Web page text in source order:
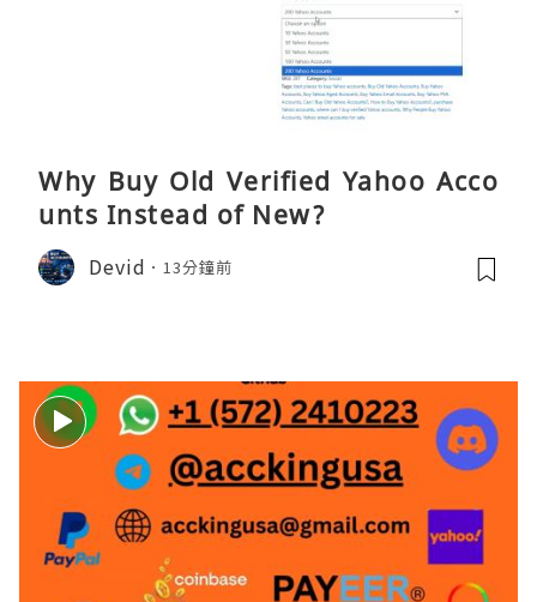
Why Buy Old Verified Yahoo Acco
unts Instead of New?
Devid 13分鐘前